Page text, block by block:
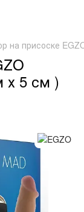
на присоске
х 5 см )